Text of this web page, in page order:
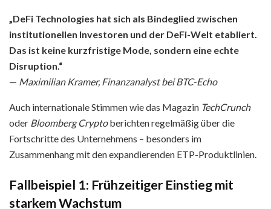
„DeFi Technologies hat sich als Bindeglied zwischen
institutionellen Investoren und der DeFi-Welt etabliert.
Das ist keine kurzfristige Mode, sondern eine echte
Disruption.“
— Maximilian Kramer, Finanzanalyst bei BTC-Echo
Auch internationale Stimmen wie das Magazin TechCrunch
oder Bloomberg Cryptoberichten regelmäßig über die
Fortschritte des Unternehmens – besonders im
Zusammenhang mit den expandierenden ETP-Produktlinien.
Fallbeispiel 1: Frühzeitiger Einstieg mit
starkem Wachstum